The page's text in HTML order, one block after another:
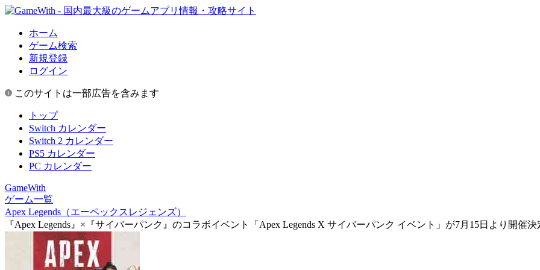
ホーム
ゲーム検索
新規登録
ログイン
このサイトは一部広告を含みます
トップ
Switch カレンダー
Switch 2 カレンダー
PS5 カレンダー
PC カレンダー
GameWith
ゲーム一覧
Apex Legends（エーペックスレジェンズ）
『Apex Legends』×『サイバーパンク』のコラボイベント「Apex Legends X サイバーパンク イベント」が7月15日より開催決